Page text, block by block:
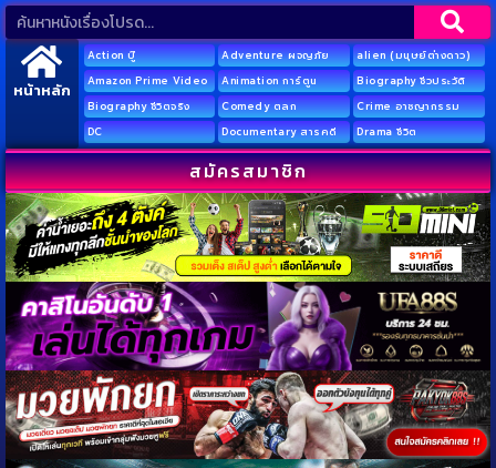
หน้าหลัก
Action บู๊ Adventure ผจญภัย
alien (มนุษย์ต่างดาว)
Amazon Prime Video
Animation การ์ตูน
Biography ชีวประวัติ
Biography ชีวิตจริง
Comedy ตลก
Crime อาชญากรรม
DC
Documentary สารคดี Drama ชีวิต
สมัครสมาชิก